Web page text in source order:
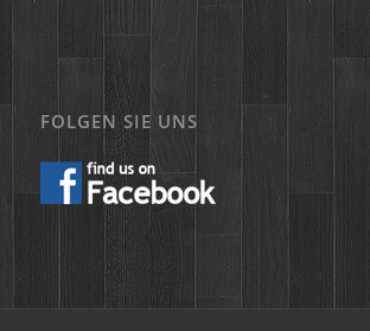
FOLGEN SIE UNS